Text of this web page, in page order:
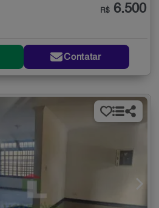
R$ 6.500
Contatar